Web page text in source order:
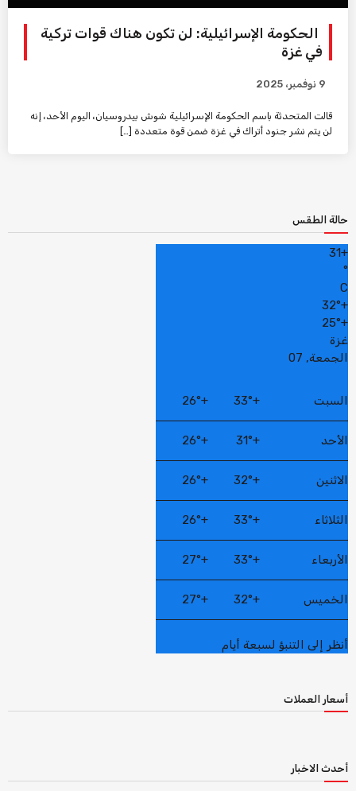
الحكومة الإسرائيلية: لن تكون هناك قوات تركية
في غزة
9 نوفمبر، 2025
قالت المتحدثة باسم الحكومة الإسرائيلية شوش بيدروسيان، اليوم الأحد، إنه
لن يتم نشر جنود أتراك في غزة ضمن قوة متعددة […]
حالة الطقس
+
31
°
C
+
32°
+
25°
غزة
الجمعة, 07
السبت +
33°
+
26°
الأحد +
31°
+
26°
الاثنين +
32°
+
26°
الثلاثاء +
33°
+
26°
الأربعاء +
33°
+
27°
الخميس +
32°
+
27°
أنظر إلى التنبؤ لسبعة أيام
أسعار العملات
أحدث الاخبار